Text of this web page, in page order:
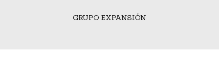
GRUPO EXPANSIÓN